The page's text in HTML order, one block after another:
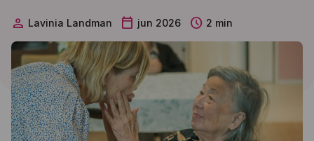
person Lavinia Landman calendar_today jun 2026 schedule 2 min